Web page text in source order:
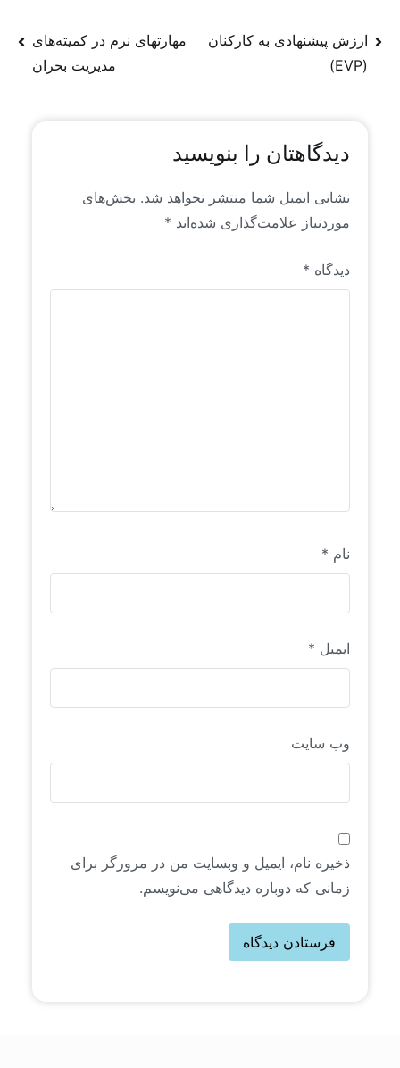
از روندها و سیگنال‌های موجود در فضای جهانی منابع
انسانی است که خاص رایان راهبرد است. این محتواها
ارزش پیشنهادی به کارکنان
(EVP)
مهارتهای نرم در کمیته‌های
مدیریت بحران
دیدگاهتان را بنویسید
نشانی ایمیل شما منتشر نخواهد شد. بخش‌های
موردنیاز علامت‌گذاری شده‌اند *
دیدگاه *
نام *
ایمیل *
وب‌ سایت
ذخیره نام، ایمیل و وبسایت من در مرورگر برای
زمانی که دوباره دیدگاهی می‌نویسم.